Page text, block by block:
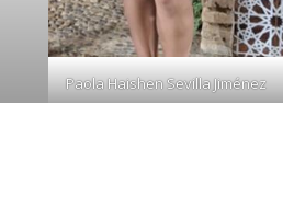
Paola Haishen Sevilla Jiménez